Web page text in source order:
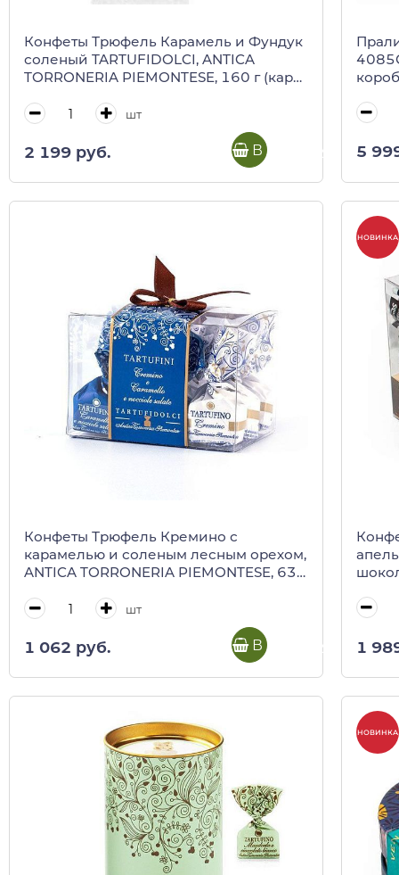
Конфеты Трюфель Карамель и Фундук
соленый TARTUFIDOLCI, ANTICA
TORRONERIA PIEMONTESE, 160 г (карт/
шт
2 199 руб. В корзину 5
Конфеты Трюфель Кремино с
карамелью и соленым лесным орехом,
ANTICA TORRONERIA PIEMONTESE, 63 г
шт
1 062 руб. В корзину
НОВИНКА
1
НОВИНКА